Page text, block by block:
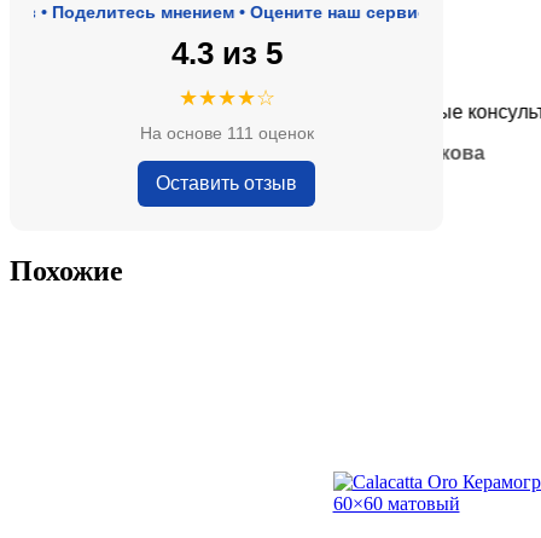
Поделитесь мнением • Оцените наш сервис
4.3 из 5
★★★★☆
На основе 111 оценок
Оставить отзыв
адекватные цены.
★★★★★
Очень приятные
Похожие